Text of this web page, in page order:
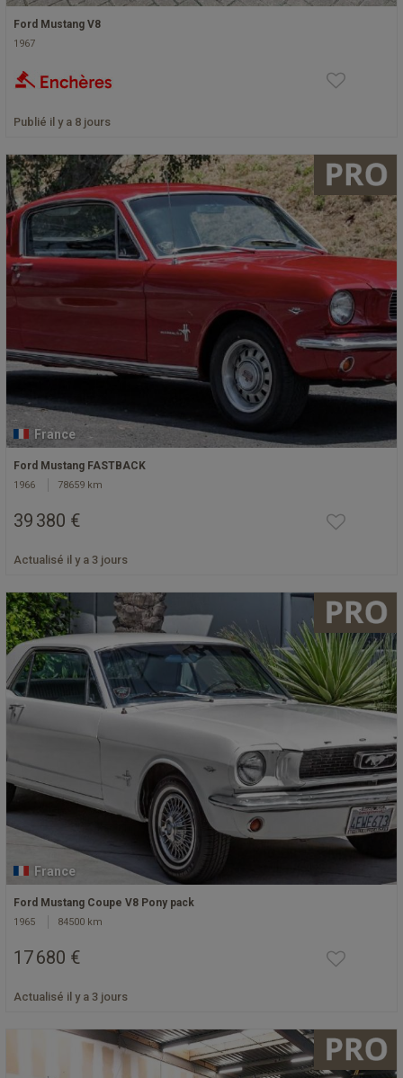
Ford Mustang V8
1967
Publié il y a 8 jours
France
Ford Mustang FASTBACK
1966 78659 km
39 380 €
Actualisé il y a 3 jours
France
Ford Mustang Coupe V8 Pony pack
1965 84500 km
17 680 €
Actualisé il y a 3 jours